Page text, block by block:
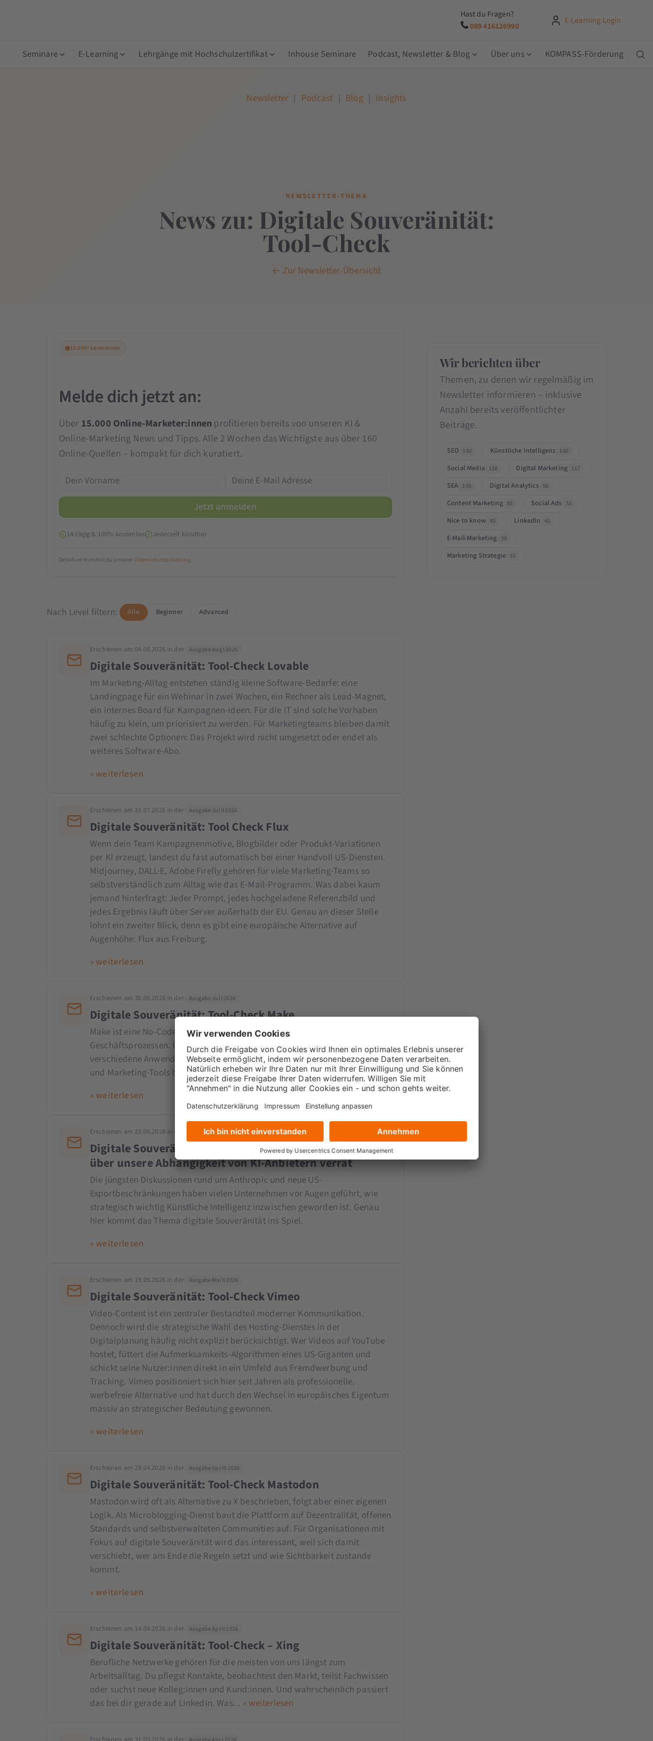
Hast du Fragen?
089 416126990
E-Learning Login
Seminare E-Learning Lehrgänge mit Hochschulzertifikat Inhouse Seminare Podcast, Newsletter & Blog Über uns KOMPASS-Förderung
Newsletter | Podcast | Blog | Insights
NEWSLETTER-THEMA
News zu: Digitale Souveränität:
Tool-Check
← Zur Newsletter-Übersicht
15.000+ Leser:innen
Melde dich jetzt an:
Über 15.000 Online-Marketer:innen profitieren bereits von unseren KI &
Online-Marketing News und Tipps. Alle 2 Wochen das Wichtigste aus über 160
Online-Quellen – kompakt für dich kuratiert.
14-tägig & 100% kostenlos Jederzeit kündbar
Details entnimmst du unserer Datenschutzerklärung.
Nach Level filtern: Alle Beginner Advanced
Erschienen am 04.08.2026 in der Ausgabe Aug I 2026
Digitale Souveränität: Tool-Check Lovable
Im Marketing-Alltag entstehen ständig kleine Software-Bedarfe: eine
Landingpage für ein Webinar in zwei Wochen, ein Rechner als Lead-Magnet,
ein internes Board für Kampagnen-Ideen. Für die IT sind solche Vorhaben
häufig zu klein, um priorisiert zu werden. Für Marketingteams bleiben damit
zwei schlechte Optionen: Das Projekt wird nicht umgesetzt oder endet als
weiteres Software-Abo.
» weiterlesen
Erschienen am 21.07.2026 in der Ausgabe Jul II 2026
Digitale Souveränität: Tool Check Flux
Wenn dein Team Kampagnenmotive, Blogbilder oder Produkt-Variationen
per KI erzeugt, landest du fast automatisch bei einer Handvoll US-Diensten.
Midjourney, DALL·E, Adobe Firefly gehören für viele Marketing-Teams so
selbstverständlich zum Alltag wie das E-Mail-Programm. Was dabei kaum
jemand hinterfragt: Jeder Prompt, jedes hochgeladene Referenzbild und
jedes Ergebnis läuft über Server außerhalb der EU. Genau an dieser Stelle
lohnt ein zweiter Blick, denn es gibt eine europäische Alternative auf
Augenhöhe: Flux aus Freiburg.
» weiterlesen
Erschienen am 30.06.2026 in der Ausgabe Jul I 2026
Digitale Souveränität: Tool-Check Make
Make ist eine No-Code-/Low-Code-Plattform zur Automatisierung von
Geschäftsprozessen. Über einen visuellen Workflow-Editor lassen sich
verschiedene Anwendungen und Dienste miteinander verbinden – von CRM-
und Marketing-Tools bis hin zu Cloud-Speichern oder KI-Modellen.
» weiterlesen
Erschienen am 23.06.2026 in der Ausgabe Jun II 2026
Digitale Souveränität bei KI – was die Anthropic-Debatte
über unsere Abhängigkeit von KI-Anbietern verrät
Die jüngsten Diskussionen rund um Anthropic und neue US-
Exportbeschränkungen haben vielen Unternehmen vor Augen geführt, wie
strategisch wichtig Künstliche Intelligenz inzwischen geworden ist. Genau
hier kommt das Thema digitale Souveränität ins Spiel.
» weiterlesen
Erschienen am 19.05.2026 in der Ausgabe Mai II 2026
Digitale Souveränität: Tool-Check Vimeo
Video-Content ist ein zentraler Bestandteil moderner Kommunikation.
Dennoch wird die strategische Wahl des Hosting-Dienstes in der
Digitalplanung häufig nicht explizit berücksichtigt. Wer Videos auf YouTube
hostet, füttert die Aufmerksamkeits-Algorithmen eines US-Giganten und
schickt seine Nutzer:innen direkt in ein Umfeld aus Fremdwerbung und
Tracking. Vimeo positioniert sich hier seit Jahren als professionelle,
werbefreie Alternative und hat durch den Wechsel in europäisches Eigentum
massiv an strategischer Bedeutung gewonnen.
» weiterlesen
Erschienen am 28.04.2026 in der Ausgabe Apr III 2026
Digitale Souveränität: Tool-Check Mastodon
Mastodon wird oft als Alternative zu X beschrieben, folgt aber einer eigenen
Logik. Als Microblogging-Dienst baut die Plattform auf Dezentralität, offenen
Standards und selbstverwalteten Communities auf. Für Organisationen mit
Fokus auf digitale Souveränität wird das interessant, weil sich damit
verschiebt, wer am Ende die Regeln setzt und wie Sichtbarkeit zustande
kommt.
» weiterlesen
Erschienen am 14.04.2026 in der Ausgabe Apr II 2026
Digitale Souveränität: Tool-Check – Xing
Berufliche Netzwerke gehören für die meisten von uns längst zum
Arbeitsalltag. Du pflegst Kontakte, beobachtest den Markt, teilst Fachwissen
oder suchst neue Kolleg:innen und Kund:innen. Und wahrscheinlich passiert
das bei dir gerade auf LinkedIn. Was... » weiterlesen
Wir berichten über
Themen, zu denen wir regelmäßig im
Newsletter informieren – inklusive
Anzahl bereits veröffentlichter
Beiträge.
SEO 192 Künstliche Intelligenz 160
Social Media 158 Digital Marketing 117
SEA 105 Digital Analytics 96
Content Marketing 85 Social Ads 51
Nice to know 45 LinkedIn 41
E-Mail-Marketing 39
Marketing Strategie 32